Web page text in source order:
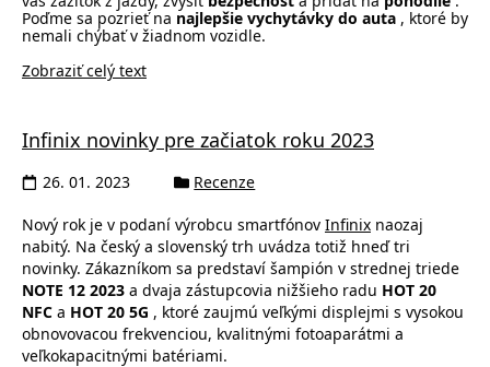
Poďme sa pozrieť na najlepšie vychytávky do auta , ktoré by
nemali chýbať v žiadnom vozidle.
Zobraziť celý text
Infinix novinky pre začiatok roku 2023
26. 01. 2023 Recenze
Nový rok je v podaní výrobcu smartfónov Infinix naozaj
nabitý. Na český a slovenský trh uvádza totiž hneď tri
novinky. Zákazníkom sa predstaví šampión v strednej triede
NOTE 12 2023 a dvaja zástupcovia nižšieho radu HOT 20
NFC a HOT 20 5G , ktoré zaujmú veľkými displejmi s vysokou
obnovovacou frekvenciou, kvalitnými fotoaparátmi a
veľkokapacitnými batériami.